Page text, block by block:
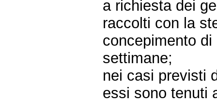
a richiesta dei
raccolti con la
concepimento
settimane;
nei casi previsti
essi sono tenuti